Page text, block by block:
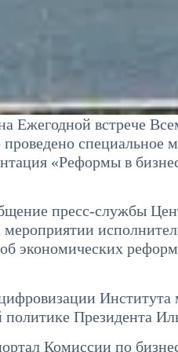
встрече
специальное
«Реформы в
пресс-службы
экономических
Института
политике Президента
Комиссии по